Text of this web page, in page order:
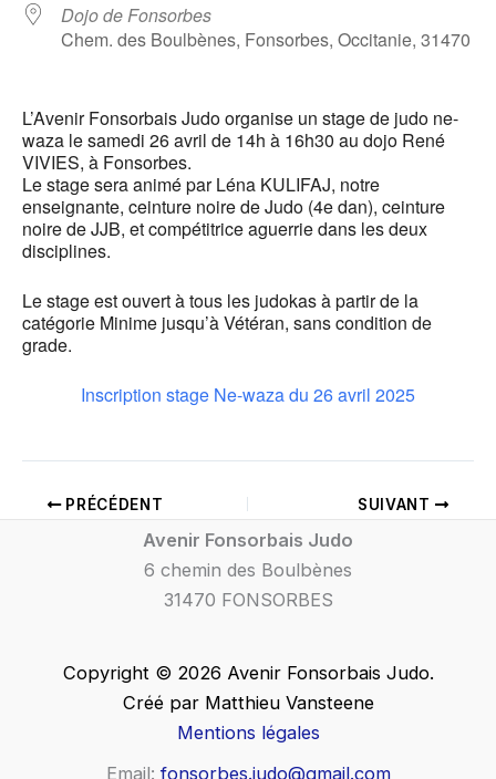
Dojo de Fonsorbes
Chem. des Boulbènes, Fonsorbes, Occitanie, 31470
L’Avenir Fonsorbais Judo organise un stage de judo ne-
waza le samedi 26 avril de 14h à 16h30 au dojo René
VIVIES, à Fonsorbes.
Le stage sera animé par Léna KULIFAJ, notre
enseignante, ceinture noire de Judo (4e dan), ceinture
noire de JJB, et compétitrice aguerrie dans les deux
disciplines.
Le stage est ouvert à tous les judokas à partir de la
catégorie Minime jusqu’à Vétéran, sans condition de
grade.
Inscription stage Ne-waza du 26 avril 2025
PRÉCÉDENT SUIVANT
Avenir Fonsorbais Judo
6 chemin des Boulbènes
31470 FONSORBES
Copyright © 2026 Avenir Fonsorbais Judo.
Créé par Matthieu Vansteene
Mentions légales
Email: fonsorbes.judo@gmail.com